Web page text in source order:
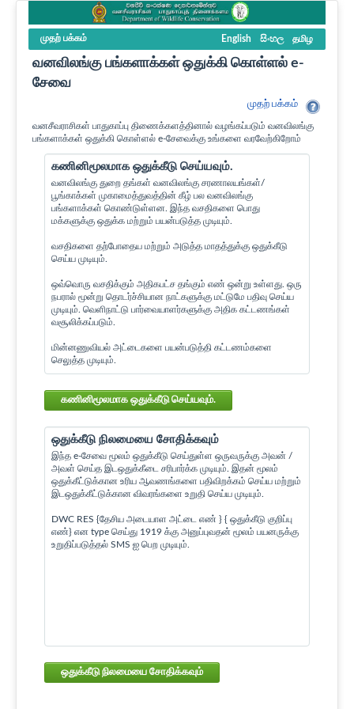
முதற் பக்கம் English සිංහල தமிழ
வனவிலங்கு பங்களாக்கள் ஒதுக்கி கொள்ளல் e-
சேவை
முதற் பக்கம்
வனசீவராசிகள் பாதுகாப்பு திணைக்களத்தினால் வழங்கப்படும் வனவிலங்கு
பங்களாக்கள் ஒதுக்கி கொள்ளல் e-சேவைக்கு உங்களை வரவேற்கிறோம்
கணினிமூலமாக ஒதுக்கீடு செய்யவும்.
வனவிலங்கு துறை தங்கள் வனவிலங்கு சரணாலயங்கள்/
பூங்காக்கள் முகாமைத்துவத்தின் கீழ் பல வனவிலங்கு
பங்களாக்கள் கொண்டுள்ளன. இந்த வசதிகளை பொது
மக்களுக்கு ஒதுக்க மற்றும் பயன்படுத்த முடியும்.
வசதிகளை தற்போதைய மற்றும் அடுத்த மாதத்துக்கு ஒதுக்கீடு
செய்ய முடியும்.
ஒவ்வொரு வசதிக்கும் அதிகபட்ச தங்கும் எண் ஒன்று உள்ளது. ஒரு
நபரால் மூன்று தொடர்ச்சியான நாட்களுக்கு மட்டுமே பதிவு செய்ய
முடியும். வெளிநாட்டு பார்வையாளர்களுக்கு அதிக கட்டணங்கள்
வசூலிக்கப்படும்.
மின்னணுவியல் அட்டைகளை பயன்படுத்தி கட்டணம்களை
செலுத்த முடியும்.
கணினிமூலமாக ஒதுக்கீடு செய்யவும்.
ஒதுக்கீடு நிலமையை சோதிக்கவும்
இந்த e-சேவை மூலம் ஒதுக்கீடு செய்துள்ள ஒருவருக்கு அவன் /
அவள் செய்த இடஒதுக்கீடை சரிபார்க்க முடியும். இதன் மூலம்
ஒதுக்கீட்டுக்கான உரிய ஆவணங்களை பதிவிறக்கம் செய்ய மற்றும்
இடஒதுக்கீட்டுக்கான விவரங்களை உறுதி செய்ய முடியும்.
DWC RES {தேசிய அடையாள அட்டை எண் } { ஒதுக்கீடு குறிப்பு
எண்} என type செய்து 1919 க்கு அனுப்புவதன் மூலம் பயனருக்கு
உறுதிப்படுத்தல் SMS ஐ பெற முடியும்.
ஒதுக்கீடு நிலமையை சோதிக்கவும்